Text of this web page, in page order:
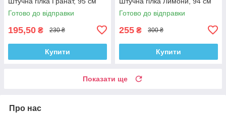
Готово до відправки
195,50 ₴ 230 ₴
Купити
Готово до відправки
255 ₴ 300 ₴
Купити
Показати ще
Про нас